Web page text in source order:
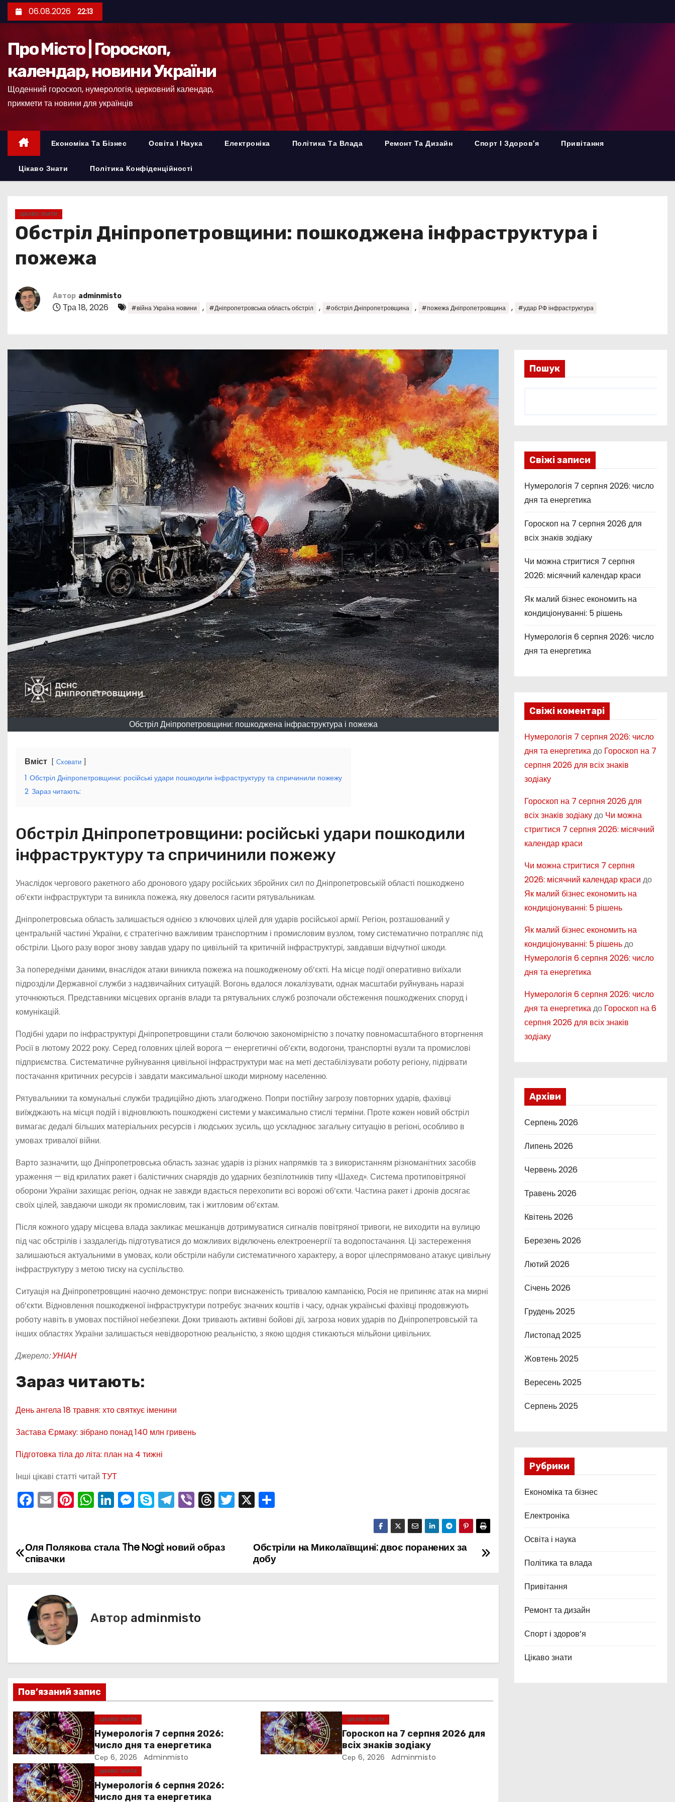
е
к
06.08.2026 22:13
Про Місто | Гороскоп,
календар, новини України
Щоденний гороскоп, нумерологія, церковний календар,
прикмети та новини для українців
Економіка Та Бізнес Освіта І Наука Електроніка Політика Та Влада Ремонт Та Дизайн Спорт І Здоров’я Привітання
Цікаво Знати Політика Конфіденційності
ЦІКАВО ЗНАТИ
Обстріл Дніпропетровщини: пошкоджена інфраструктура і
пожежа
Автор adminmisto
Тра 18, 2026 #війна Україна новини , #Дніпропетровська область обстріл , #обстріл Дніпропетровщина , #пожежа Дніпропетровщина , #удар РФ інфраструктура
Обстріл Дніпропетровщини: пошкоджена інфраструктура і пожежа
Вміст Сховати
1 Обстріл Дніпропетровщини: російські удари пошкодили інфраструктуру та спричинили пожежу
2 Зараз читають:
Обстріл Дніпропетровщини: російські удари пошкодили
інфраструктуру та спричинили пожежу
Унаслідок чергового ракетного або дронового удару російських збройних сил по Дніпропетровській області пошкоджено
об’єкти інфраструктури та виникла пожежа, яку довелося гасити рятувальникам.
Дніпропетровська область залишається однією з ключових цілей для ударів російської армії. Регіон, розташований у
центральній частині України, є стратегічно важливим транспортним і промисловим вузлом, тому систематично потрапляє під
обстріли. Цього разу ворог знову завдав удару по цивільній та критичній інфраструктурі, завдавши відчутної шкоди.
За попередніми даними, внаслідок атаки виникла пожежа на пошкодженому об’єкті. На місце події оперативно виїхали
підрозділи Державної служби з надзвичайних ситуацій. Вогонь вдалося локалізувати, однак масштаби руйнувань наразі
уточнюються. Представники місцевих органів влади та рятувальних служб розпочали обстеження пошкоджених споруд і
комунікацій.
Подібні удари по інфраструктурі Дніпропетровщини стали болючою закономірністю з початку повномасштабного вторгнення
Росії в лютому 2022 року. Серед головних цілей ворога — енергетичні об’єкти, водогони, транспортні вузли та промислові
підприємства. Систематичне руйнування цивільної інфраструктури має на меті дестабілізувати роботу регіону, підірвати
постачання критичних ресурсів і завдати максимальної шкоди мирному населенню.
Рятувальники та комунальні служби традиційно діють злагоджено. Попри постійну загрозу повторних ударів, фахівці
виїжджають на місця подій і відновлюють пошкоджені системи у максимально стислі терміни. Проте кожен новий обстріл
вимагає дедалі більших матеріальних ресурсів і людських зусиль, що ускладнює загальну ситуацію в регіоні, особливо в
умовах тривалої війни.
Варто зазначити, що Дніпропетровська область зазнає ударів із різних напрямків та з використанням різноманітних засобів
ураження — від крилатих ракет і балістичних снарядів до ударних безпілотників типу «Шахед». Система протиповітряної
оборони України захищає регіон, однак не завжди вдається перехопити всі ворожі об’єкти. Частина ракет і дронів досягає
своїх цілей, завдаючи шкоди як промисловим, так і житловим об’єктам.
Після кожного удару місцева влада закликає мешканців дотримуватися сигналів повітряної тривоги, не виходити на вулицю
під час обстрілів і заздалегідь підготуватися до можливих відключень електроенергії та водопостачання. Ці застереження
залишаються актуальними в умовах, коли обстріли набули систематичного характеру, а ворог цілеспрямовано атакує цивільну
інфраструктуру з метою тиску на суспільство.
Ситуація на Дніпропетровщині наочно демонструє: попри виснаженість тривалою кампанією, Росія не припиняє атак на мирні
об’єкти. Відновлення пошкодженої інфраструктури потребує значних коштів і часу, однак українські фахівці продовжують
роботу навіть в умовах постійної небезпеки. Доки тривають активні бойові дії, загроза нових ударів по Дніпропетровській та
інших областях України залишається невідворотною реальністю, з якою щодня стикаються мільйони цивільних.
Джерело:УНІАН
Зараз читають:
День ангела 18 травня: хто святкує іменини
Застава Єрмаку: зібрано понад 140 млн гривень
Підготовка тіла до літа: план на 4 тижні
Інші цікаві статті читай ТУТ
F
e
b
o
o
k
E
l
Pi
e
W
ts
p
Li
e
n
M
s
n
er
S
p
T
gr
m
Vi T
a
s
T X
л
и
т
Н
ц
і
я
з
а
п
Обстріли на Миколаївщині: двоє поранених за
добу
Оля Полякова стала The Nogi: новий образ
співачки
Автор adminmisto
Пов’язаний запис
ЦІКАВО ЗНАТИ
Нумерологія 7 серпня 2026:
число дня та енергетика
Сер 6, 2026 Adminmisto
ЦІКАВО ЗНАТИ
Гороскоп на 7 серпня 2026 для
всіх знаків зодіаку
Сер 6, 2026 Adminmisto
ЦІКАВО ЗНАТИ
Нумерологія 6 серпня 2026:
число дня та енергетика
Пошук
Свіжі записи
Нумерологія 7 серпня 2026: число
дня та енергетика
Гороскоп на 7 серпня 2026 для
всіх знаків зодіаку
Чи можна стригтися 7 серпня
2026: місячний календар краси
Як малий бізнес економить на
кондиціонуванні: 5 рішень
Нумерологія 6 серпня 2026: число
дня та енергетика
Свіжі коментарі
Нумерологія 7 серпня 2026: число
дня та енергетикадо Гороскоп на 7
серпня 2026 для всіх знаків
зодіаку
Гороскоп на 7 серпня 2026 для
всіх знаків зодіакудо Чи можна
стригтися 7 серпня 2026: місячний
календар краси
Чи можна стригтися 7 серпня
2026: місячний календар краси до
Як малий бізнес економить на
кондиціонуванні: 5 рішень
Як малий бізнес економить на
кондиціонуванні: 5 рішеньдо
Нумерологія 6 серпня 2026: число
дня та енергетика
Нумерологія 6 серпня 2026: число
дня та енергетикадо Гороскоп на 6
серпня 2026 для всіх знаків
зодіаку
Архіви
Серпень 2026
Липень 2026
Червень 2026
Травень 2026
Квітень 2026
Березень 2026
Лютий 2026
Січень 2026
Грудень 2025
Листопад 2025
Жовтень 2025
Вересень 2025
Серпень 2025
Рубрики
Економіка та бізнес
Електроніка
Освіта і наука
Політика та влада
Привітання
Ремонт та дизайн
Спорт і здоров’я
Цікаво знати